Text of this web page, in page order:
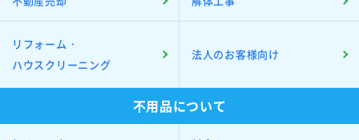
リフォーム・
ハウスクリーニング
法人のお客様向け
不用品について